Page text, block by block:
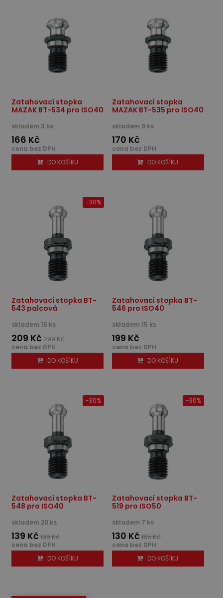
Zatahovací stopka
MAZAK BT-534 pro ISO40
skladem 3 ks
166 Kč
cena bez DPH
DO KOŠÍKU
Zatahovací stopka
MAZAK BT-535 pro ISO40
skladem 9 ks
170 Kč
cena bez DPH
DO KOŠÍKU
Zatahovací stopka BT-
543 palcová
skladem 15 ks
209 Kč 299 Kč
-30%
cena bez DPH
DO KOŠÍKU
Zatahovací stopka BT-
546 pro ISO40
skladem 15 ks
199 Kč
cena bez DPH
DO KOŠÍKU
Zatahovací stopka BT-
548 pro ISO40
skladem 20 ks
139 Kč 199 Kč
-30%
cena bez DPH
DO KOŠÍKU
Zatahovací stopka BT-
519 pro ISO50
skladem 7 ks
130 Kč 185 Kč
-30%
cena bez DPH
DO KOŠÍKU